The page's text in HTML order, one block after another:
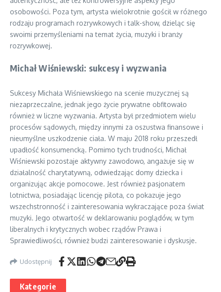
osobowości. Poza tym, artysta wielokrotnie gościł w różnego
rodzaju programach rozrywkowych i talk-show, dzieląc się
swoimi przemyśleniami na temat życia, muzyki i branży
rozrywkowej.
Michał Wiśniewski: sukcesy i wyzwania
Sukcesy Michała Wiśniewskiego na scenie muzycznej są
niezaprzeczalne, jednak jego życie prywatne obfitowało
również w liczne wyzwania. Artysta był przedmiotem wielu
procesów sądowych, między innymi za oszustwa finansowe i
nieumyślne uszkodzenie ciała. W maju 2018 roku przeszedł
upadłość konsumencką. Pomimo tych trudności, Michał
Wiśniewski pozostaje aktywny zawodowo, angażuje się w
działalność charytatywną, odwiedzając domy dziecka i
organizując akcje pomocowe. Jest również pasjonatem
lotnictwa, posiadając licencję pilota, co pokazuje jego
wszechstronność i zainteresowania wykraczające poza świat
muzyki. Jego otwartość w deklarowaniu poglądów, w tym
liberalnych i krytycznych wobec rządów Prawa i
Sprawiedliwości, również budzi zainteresowanie i dyskusje.
Udostępnij
Kategorie